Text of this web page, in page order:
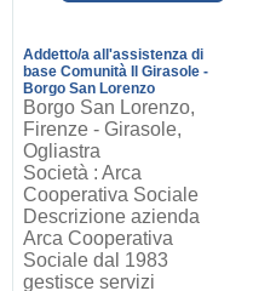
Addetto/a all'assistenza di
base Comunità Il Girasole -
Borgo San Lorenzo
Borgo San Lorenzo,
Firenze - Girasole,
Ogliastra
Società : Arca
Cooperativa Sociale
Descrizione azienda
Arca Cooperativa
Sociale dal 1983
gestisce servizi